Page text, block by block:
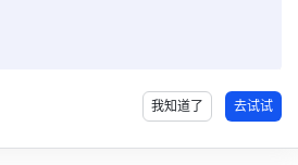
我知道了 去试试